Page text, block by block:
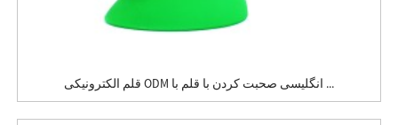
قلم الکترونیکی ODM انگلیسی صحبت کردن با قلم با ...